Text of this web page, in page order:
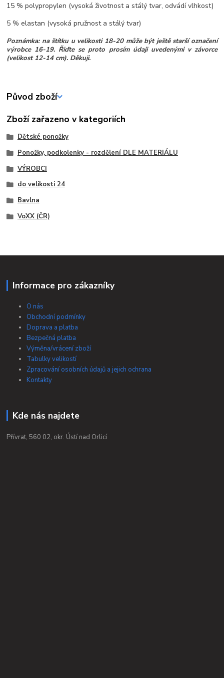
15 % polypropylen (vysoká životnost a stálý tvar, odvádí vlhkost)
5 % elastan (vysoká pružnost a stálý tvar)
Poznámka: na štítku u velikosti 18-20 může být ještě starší označení
výrobce 16-19. Řiďte se proto prosím údaji uvedenými v závorce
(velikost 12-14 cm). Děkuji.
Původ zboží
Zboží zařazeno v kategoriích
Dětské ponožky
Ponožky, podkolenky - rozdělení DLE MATERIÁLU
VÝROBCI
do velikosti 24
Bavlna
VoXX (ČR)
Informace pro zákazníky
O nás
Obchodní podmínky
Doprava a platba
Bezpečná platba
Výměna/vrácení zboží
Tabulky velikostí
Zpracování osobních údajů a jejich ochrana
Kontakty
Kde nás najdete
Přívrat, 560 02, okr. Ústí nad Orlicí